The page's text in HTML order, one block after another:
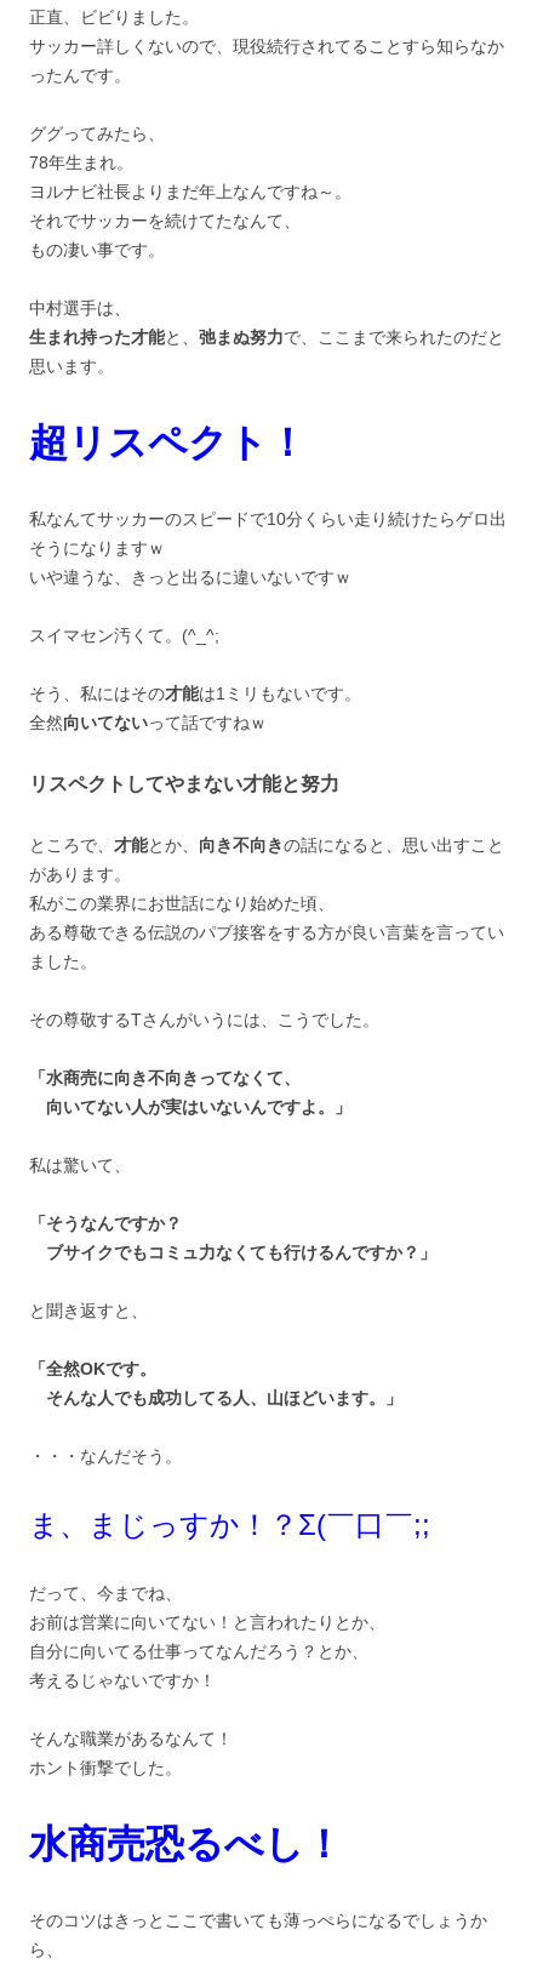
正直、ビビりました。
サッカー詳しくないので、現役続行されてることすら知らなか
ったんです。
ググってみたら、
78年生まれ。
ヨルナビ社長よりまだ年上なんですね～。
それでサッカーを続けてたなんて、
もの凄い事です。
中村選手は、
生まれ持った才能と、 弛まぬ努力で、ここまで来られたのだと
思います。
超リスペクト！
私なんてサッカーのスピードで10分くらい走り続けたらゲロ出
そうになりますｗ
いや違うな、きっと出るに違いないですｗ
スイマセン汚くて。(^_^;ゞ
そう、私にはその才能は1ミリもないです。
全然向いてないって話ですねｗ
リスペクトしてやまない才能と努力
ところで、 才能とか、 向き不向きの話になると、思い出すこと
があります。
私がこの業界にお世話になり始めた頃、
ある尊敬できる伝説のパブ接客をする方が良い言葉を言ってい
ました。
その尊敬するTさんがいうには、こうでした。
「水商売に向き不向きってなくて、
向いてない人が実はいないんですよ。」
私は驚いて、
「そうなんですか？
ブサイクでもコミュ力なくても行けるんですか？」
と聞き返すと、
「全然OKです。
そんな人でも成功してる人、山ほどいます。」
・・・なんだそう。
ま、まじっすか！？Σ(￣口￣;;
だって、今までね、
お前は営業に向いてない！と言われたりとか、
自分に向いてる仕事ってなんだろう？とか、
考えるじゃないですか！
そんな職業があるなんて！
ホント衝撃でした。
水商売恐るべし！
そのコツはきっとここで書いても薄っぺらになるでしょうか
ら、